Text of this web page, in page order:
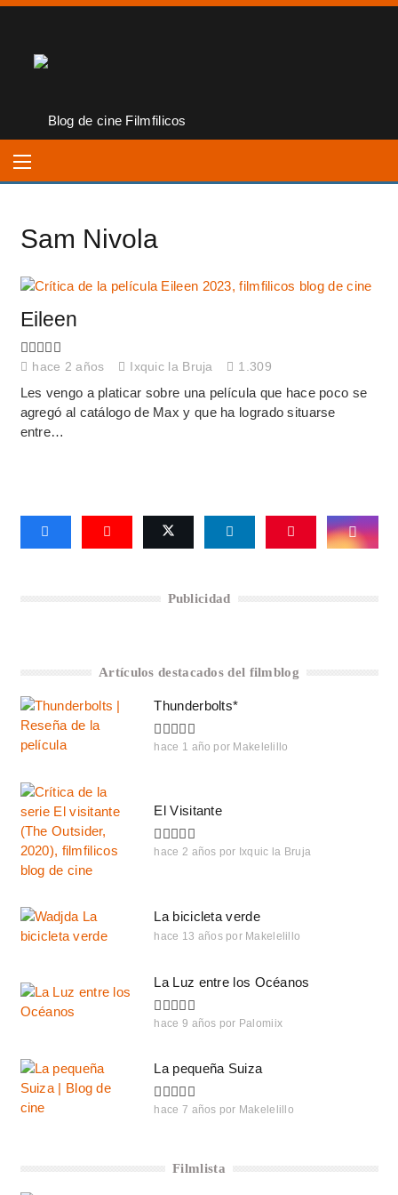
Sam Nivola
Eileen
hace 2 años Ixquic la Bruja 1.309
Les vengo a platicar sobre una película que hace poco se
agregó al catálogo de Max y que ha logrado situarse
entre…
Publicidad
Artículos destacados del filmblog
Thunderbolts*
hace 1 año por Makelelillo
El Visitante
hace 2 años por Ixquic la Bruja
La bicicleta verde
hace 13 años por Makelelillo
La Luz entre los Océanos
hace 9 años por Palomiix
La pequeña Suiza
hace 7 años por Makelelillo
Filmlista